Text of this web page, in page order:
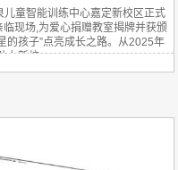
童智能训练中心嘉定新校区正式
现场,为爱心捐赠教室揭牌并获颁
的孩子”点亮成长之路。从2025年
力新校...